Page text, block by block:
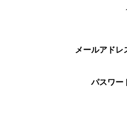
メールアドレ
パスワー